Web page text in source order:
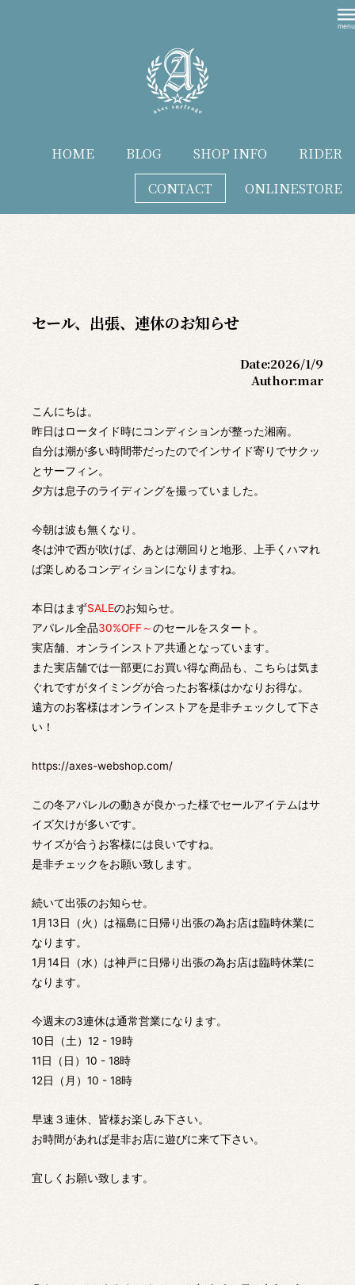
HOME BLOG SHOP INFO
RIDER
CONTACT
ONLINESTORE
セール、出張、連休のお知らせ
Date:2026/1/9
Author:mar
こんにちは。
昨日はロータイド時にコンディションが整った湘南。
自分は潮が多い時間帯だったのでインサイド寄りでサクッ
とサーフィン。
夕方は息子のライディングを撮っていました。
今朝は波も無くなり。
冬は沖で西が吹けば、あとは潮回りと地形、上手くハマれ
ば楽しめるコンディションになりますね。
本日はまずSALEのお知らせ。
アパレル全品30%OFF～のセールをスタート。
実店舗、オンラインストア共通となっています。
また実店舗では一部更にお買い得な商品も、こちらは気ま
ぐれですがタイミングが合ったお客様はかなりお得な。
遠方のお客様はオンラインストアを是非チェックして下さ
い！
https://axes-webshop.com/
この冬アパレルの動きが良かった様でセールアイテムはサ
イズ欠けが多いです。
サイズが合うお客様には良いですね。
是非チェックをお願い致します。
続いて出張のお知らせ。
1月13日（火）は福島に日帰り出張の為お店は臨時休業に
なります。
1月14日（水）は神戸に日帰り出張の為お店は臨時休業に
なります。
今週末の3連休は通常営業になります。
10日（土）12 - 19時
11日（日）10 - 18時
12日（月）10 - 18時
早速３連休、皆様お楽しみ下さい。
お時間があれば是非お店に遊びに来て下さい。
宜しくお願い致します。